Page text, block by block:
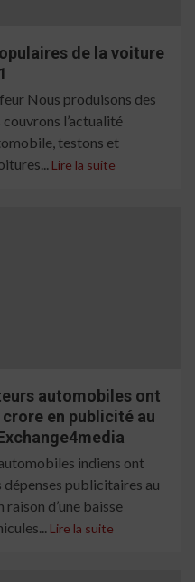
de la voiture
Nous produisons des
l’actualité
testons et
Lire la suite
automobiles ont
crore en publicité au
indiens ont
publicitaires au
d’une baisse
Lire la suite